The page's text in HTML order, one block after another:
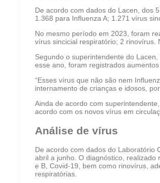
De acordo com dados do Lacen, dos
1.368 para Influenza A; 1.271 vírus
No mesmo período em 2023, foram
vírus sincicial respiratório; 2 rinovírus.
Segundo o superintendente do
esse ano, foram registrados
“Esses vírus que não são nem
internamento de crianças e idosos,
Ainda de acordo com
acordo com os novos vírus em
Análise de vírus
De acordo com dados do Laboratório
abril a junho. O diagnóstico, realizado
e B, Covid-19, bem como rinovírus,
respiratórias.